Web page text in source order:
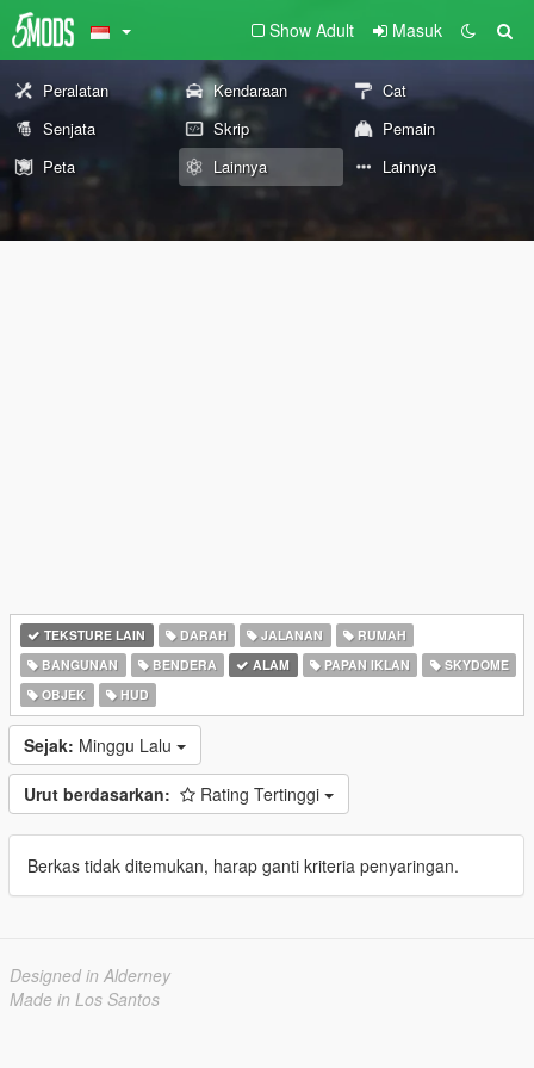
Show Adult Masuk
Peralatan Kendaraan
Cat
Senjata
Skrip
Pemain
Peta
Lainnya Lainnya
TEKSTURE LAIN DARAH JALANAN
RUMAH
BANGUNAN
BENDERA ALAM PAPAN IKLAN
SKYDOME
OBJEK
HUD
Sejak: Minggu Lalu
Urut berdasarkan: Rating Tertinggi
Berkas tidak ditemukan, harap ganti kriteria penyaringan.
Designed in Alderney
Made in Los Santos